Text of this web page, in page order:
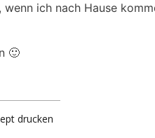
ich nach Hause
🙂
drucken